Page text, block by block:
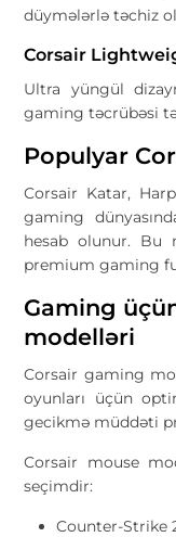
düymələrlə təchiz
Corsair
Ultra yüngül
gaming təcrübəsi
Populyar
Corsair Katar,
gaming
hesab olunur. Bu
premium gaming
Gaming
modelləri
Corsair gaming
oyunları üçün
gecikmə müddəti
Corsair mouse
seçimdir:
Counter-Strike